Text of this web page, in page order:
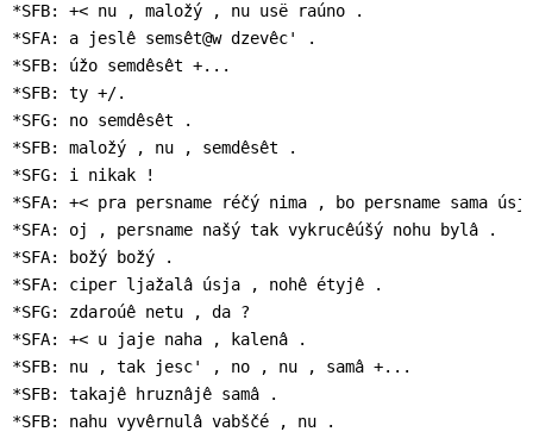
*SFB: +< nu , maložý , nu usë raúno .
*SFA: a jeslê semsêt@w dzevêc' .
*SFB: úžo semdêsêt +...
*SFB: ty +/.
*SFG: no semdêsêt .
*SFB: maložý , nu , semdêsêt .
*SFG: i nikak !
*SFA: +< pra persname réčý nima , bo persname sama
*SFA: oj , persname našý tak vykrucêúšý nohu bylâ .
*SFA: božý božý .
*SFA: ciper ljažalâ úsja , nohê étyjê .
*SFG: zdaroúê netu , da ?
*SFA: +< u jaje naha , kalenâ .
*SFB: nu , tak jesc' , no , nu , samâ +...
*SFB: takajê hruznâjê samâ .
*SFB: nahu vyvêrnulâ vabščé , nu .